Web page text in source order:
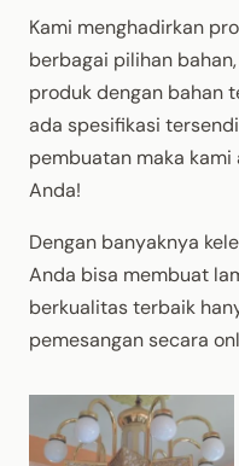
Kami menghadirkan
berbagai pilihan
produk dengan bahan
ada spesifikasi
pembuatan maka
Anda!
Dengan banyaknya
Anda bisa membuat
berkualitas terbaik
pemesangan secara